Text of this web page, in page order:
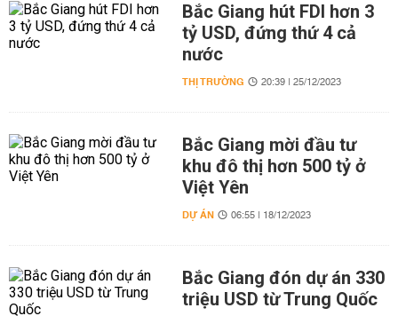
Bắc Giang hút FDI hơn 3
tỷ USD, đứng thứ 4 cả
nước
THỊ TRƯỜNG 20:39 | 25/12/2023
Bắc Giang mời đầu tư
khu đô thị hơn 500 tỷ ở
Việt Yên
DỰ ÁN 06:55 | 18/12/2023
Bắc Giang đón dự án 330
triệu USD từ Trung Quốc